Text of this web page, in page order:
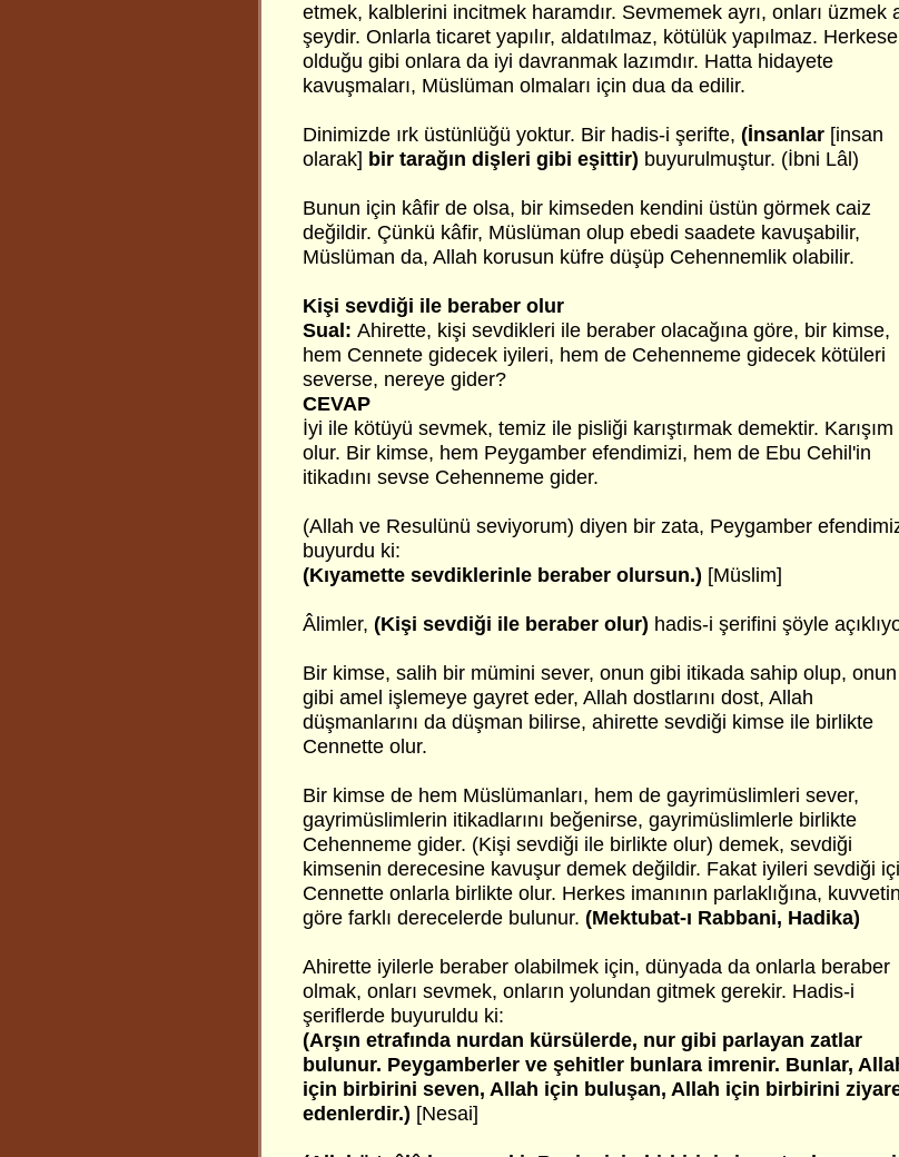
etmek, kalblerini incitmek haramdır. Sevmemek ayrı, onları üzmek
şeydir. Onlarla ticaret yapılır, aldatılmaz, kötülük yapılmaz. Herkese
olduğu gibi onlara da iyi davranmak lazımdır. Hatta hidayete
kavuşmaları, Müslüman olmaları için dua da edilir.
Dinimizde ırk üstünlüğü yoktur. Bir hadis-i şerifte, (İnsanlar [insan
olarak] bir tarağın dişleri gibi eşittir) buyurulmuştur. (İbni Lâl)
Bunun için kâfir de olsa, bir kimseden kendini üstün görmek caiz
değildir. Çünkü kâfir, Müslüman olup ebedi saadete kavuşabilir,
Müslüman da, Allah korusun küfre düşüp Cehennemlik olabilir.
Kişi sevdiği ile beraber olur
Sual: Ahirette, kişi sevdikleri ile beraber olacağına göre, bir kimse,
hem Cennete gidecek iyileri, hem de Cehenneme gidecek kötüleri
severse, nereye gider?
CEVAP
İyi ile kötüyü sevmek, temiz ile pisliği karıştırmak demektir. Karışım
olur. Bir kimse, hem Peygamber efendimizi, hem de Ebu Cehil'in
itikadını sevse Cehenneme gider.
(Allah ve Resulünü seviyorum) diyen bir zata, Peygamber
buyurdu ki:
(Kıyamette sevdiklerinle beraber olursun.) [Müslim]
Âlimler, (Kişi sevdiği ile beraber olur) hadis-i şerifini şöyle
Bir kimse, salih bir mümini sever, onun gibi itikada sahip olup, onun
gibi amel işlemeye gayret eder, Allah dostlarını dost, Allah
düşmanlarını da düşman bilirse, ahirette sevdiği kimse ile birlikte
Cennette olur.
Bir kimse de hem Müslümanları, hem de gayrimüslimleri sever,
gayrimüslimlerin itikadlarını beğenirse, gayrimüslimlerle birlikte
Cehenneme gider. (Kişi sevdiği ile birlikte olur) demek, sevdiği
kimsenin derecesine kavuşur demek değildir. Fakat iyileri sevdiği
Cennette onlarla birlikte olur. Herkes imanının parlaklığına,
göre farklı derecelerde bulunur. (Mektubat-ı Rabbani, Hadika)
Ahirette iyilerle beraber olabilmek için, dünyada da onlarla beraber
olmak, onları sevmek, onların yolundan gitmek gerekir. Hadis-i
şeriflerde buyuruldu ki:
(Arşın etrafında nurdan kürsülerde, nur gibi parlayan zatlar
bulunur. Peygamberler ve şehitler bunlara imrenir. Bunlar,
için birbirini seven, Allah için buluşan, Allah için birbirini
edenlerdir.) [Nesai]